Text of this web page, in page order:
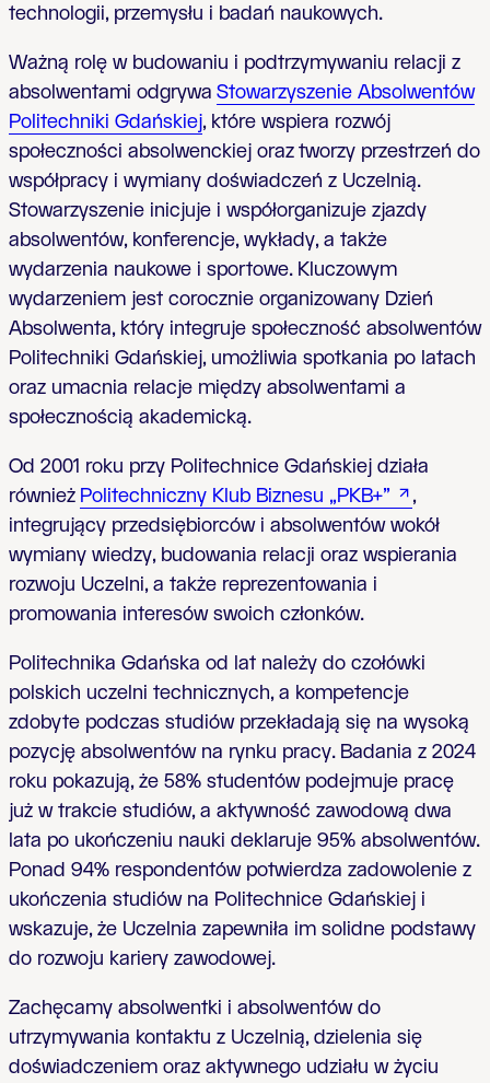
technologii, przemysłu i badań naukowych.
Ważną rolę w budowaniu i podtrzymywaniu relacji z
absolwentami odgrywa Stowarzyszenie Absolwentów
Politechniki Gdańskiej, które wspiera rozwój
społeczności absolwenckiej oraz tworzy przestrzeń do
współpracy i wymiany doświadczeń z Uczelnią.
Stowarzyszenie inicjuje i współorganizuje zjazdy
absolwentów, konferencje, wykłady, a także
wydarzenia naukowe i sportowe. Kluczowym
wydarzeniem jest corocznie organizowany Dzień
Absolwenta, który integruje społeczność absolwentów
Politechniki Gdańskiej, umożliwia spotkania po latach
oraz umacnia relacje między absolwentami a
społecznością akademicką.
Od 2001 roku przy Politechnice Gdańskiej działa
również Politechniczny Klub Biznesu „PKB+”
,
integrujący przedsiębiorców i absolwentów wokół
wymiany wiedzy, budowania relacji oraz wspierania
rozwoju Uczelni, a także reprezentowania i
promowania interesów swoich członków.
Politechnika Gdańska od lat należy do czołówki
polskich uczelni technicznych, a kompetencje
zdobyte podczas studiów przekładają się na wysoką
pozycję absolwentów na rynku pracy. Badania z 2024
roku pokazują, że 58% studentów podejmuje pracę
już w trakcie studiów, a aktywność zawodową dwa
lata po ukończeniu nauki deklaruje 95% absolwentów.
Ponad 94% respondentów potwierdza zadowolenie z
ukończenia studiów na Politechnice Gdańskiej i
wskazuje, że Uczelnia zapewniła im solidne podstawy
do rozwoju kariery zawodowej.
Zachęcamy absolwentki i absolwentów do
utrzymywania kontaktu z Uczelnią, dzielenia się
doświadczeniem oraz aktywnego udziału w życiu